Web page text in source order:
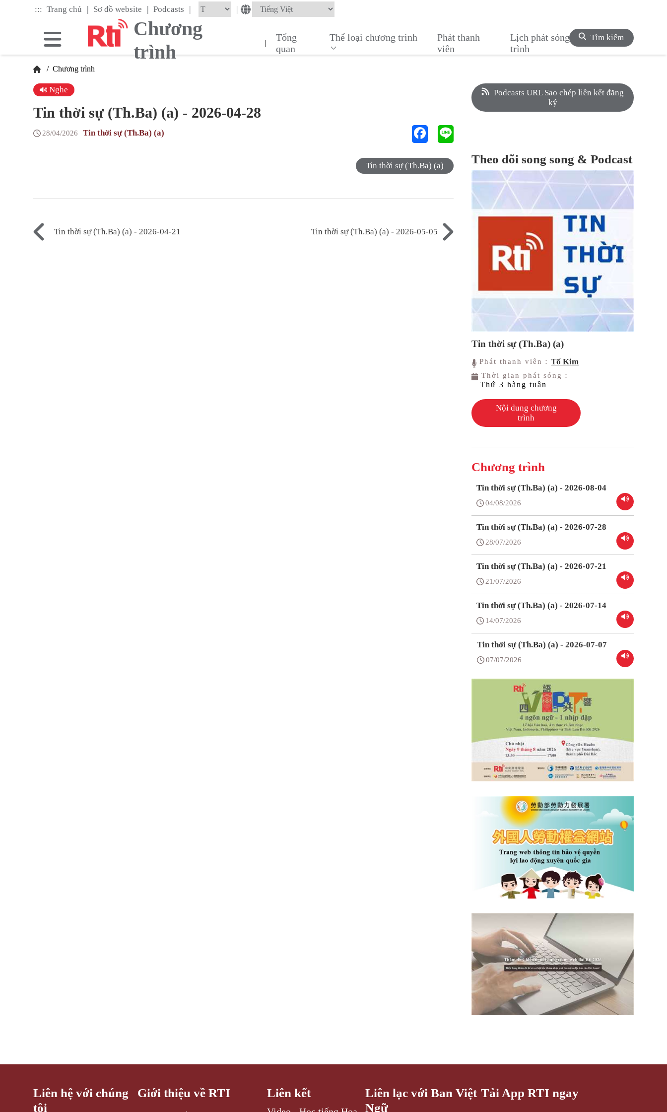
::: Trang chủ | Sơ đồ website | Podcasts | |
Chương
trình
|
Tổng
quan
Thể loại chương trình
Phát thanh
viên
Lịch phát sóng chương
trình
Tìm kiếm
/ Chương trình
Nghe
Tin thời sự (Th.Ba) (a) - 2026-04-28
28/04/2026 Tin thời sự (Th.Ba) (a)
Tin thời sự (Th.Ba) (a)
Tin thời sự (Th.Ba) (a) - 2026-04-21 Tin thời sự (Th.Ba) (a) - 2026-05-05
Podcasts URL Sao chép liên kết đăng
ký
Theo dõi song song & Podcast
Tin thời sự (Th.Ba) (a)
Phát thanh viên：Tố Kim
Thời gian phát sóng：
Thứ 3 hàng tuần
Nội dung chương
trình
Chương trình
Tin thời sự (Th.Ba) (a) - 2026-08-04
04/08/2026
Tin thời sự (Th.Ba) (a) - 2026-07-28
28/07/2026
Tin thời sự (Th.Ba) (a) - 2026-07-21
21/07/2026
Tin thời sự (Th.Ba) (a) - 2026-07-14
14/07/2026
Tin thời sự (Th.Ba) (a) - 2026-07-07
07/07/2026
Liên hệ với chúng
tôi
Giới thiệu về RTI Liên kết
Liên lạc với Ban Việt
Ngữ
Tải App RTI ngay